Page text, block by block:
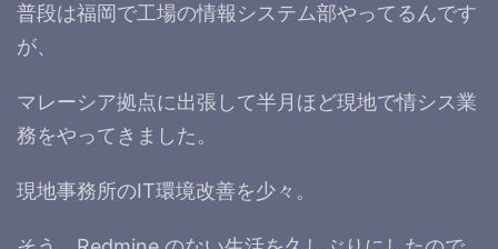
普段は福岡で工場の情報システム部やってるんです
が、
マレーシア拠点に出張して半月ほど現地で情シス業
務をやってきました。
現地事務所のIT環境改善を少々。